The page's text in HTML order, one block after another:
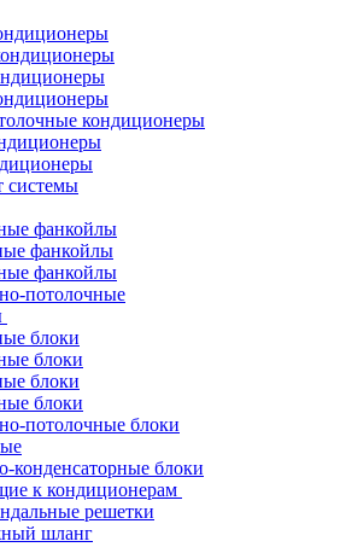
кондиционеры
системы
фанкойлы
фанкойлы
фанкойлы
потолочные
блоки
блоки
блоки
блоки
потолочные блоки
конденсаторные блоки
к кондиционерам
решетки
шланг